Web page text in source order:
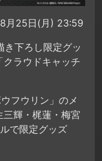
月25日(月) 23:59
き下ろし限定グッ
ラウドキャッチ
フウリン」のメ
輝・梶蓮・梅宮
で限定グッズ